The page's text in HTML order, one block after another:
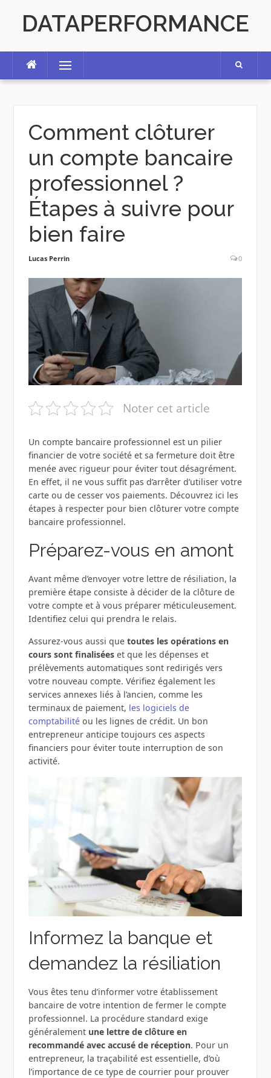
contentDATAPERFORMANCE
Menu
Comment clôturer
un compte bancaire
professionnel ?
Étapes à suivre pour
bien faire
Lucas Perrin 0
Noter cet article
Un compte bancaire professionnel est un pilier
financier de votre société et sa fermeture doit être
menée avec rigueur pour éviter tout désagrément.
En effet, il ne vous suffit pas d’arrêter d’utiliser votre
carte ou de cesser vos paiements. Découvrez ici les
étapes à respecter pour bien clôturer votre compte
bancaire professionnel.
Préparez-vous en amont
Avant même d’envoyer votre lettre de résiliation, la
première étape consiste à décider de la clôture de
votre compte et à vous préparer méticuleusement.
Identifiez celui qui prendra le relais.
Assurez-vous aussi que toutes les opérations en
cours sont finaliséeset que les dépenses et
prélèvements automatiques sont redirigés vers
votre nouveau compte. Vérifiez également les
services annexes liés à l’ancien, comme les
terminaux de paiement, les logiciels de
comptabilitéou les lignes de crédit. Un bon
entrepreneur anticipe toujours ces aspects
financiers pour éviter toute interruption de son
activité.
Informez la banque et
demandez la résiliation
Vous êtes tenu d’informer votre établissement
bancaire de votre intention de fermer le compte
professionnel. La procédure standard exige
généralement une lettre de clôture en
recommandé avec accusé de réception. Pour un
entrepreneur, la traçabilité est essentielle, d’où
l’importance de ce type de courrier pour prouver